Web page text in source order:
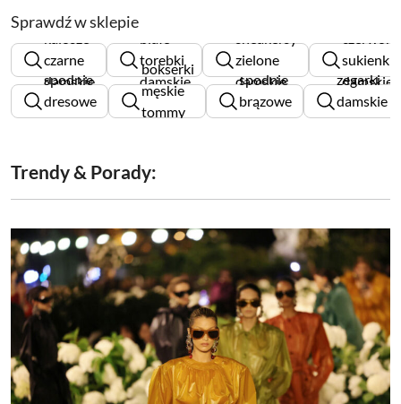
Sprawdź w sklepie
czarne
damskie
torebki
damskie
zielone
damskie
sukienki
damskie
spodnie
dresowe
damskie
bokserki
męskie
tommy
spodnie
brązowe
męskie
zegarki
damskie
adriatica
Trendy & Porady: